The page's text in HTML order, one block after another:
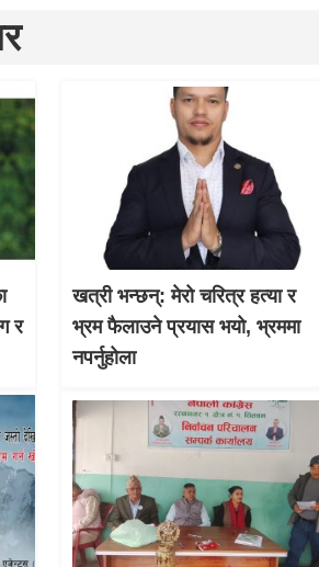
र
खत्री भन्छन्: मेरो चरित्र हत्या र
भ्रम फैलाउने प्रयास भयो, भ्रममा
नपर्नुहोला